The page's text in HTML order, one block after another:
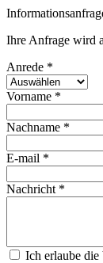
Ihre Anfrage wird
Anrede *
Vorname *
Nachname *
E-mail *
Nachricht *
Ich erlaube die